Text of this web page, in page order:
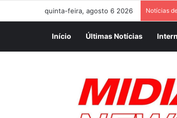
quinta-feira, agosto 6 2026 Notícias
Início Últimas Notícias